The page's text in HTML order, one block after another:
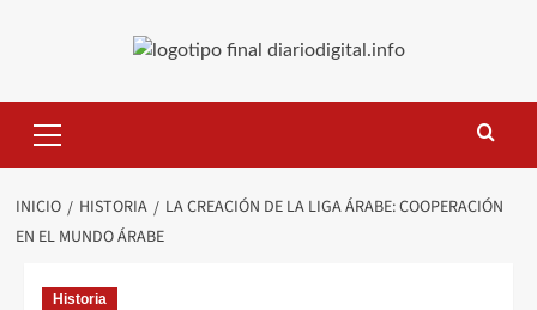
primario
INICIO HISTORIA
LA CREACIÓN DE LA LIGA ÁRABE: COOPERACIÓN
EN EL MUNDO ÁRABE
Historia